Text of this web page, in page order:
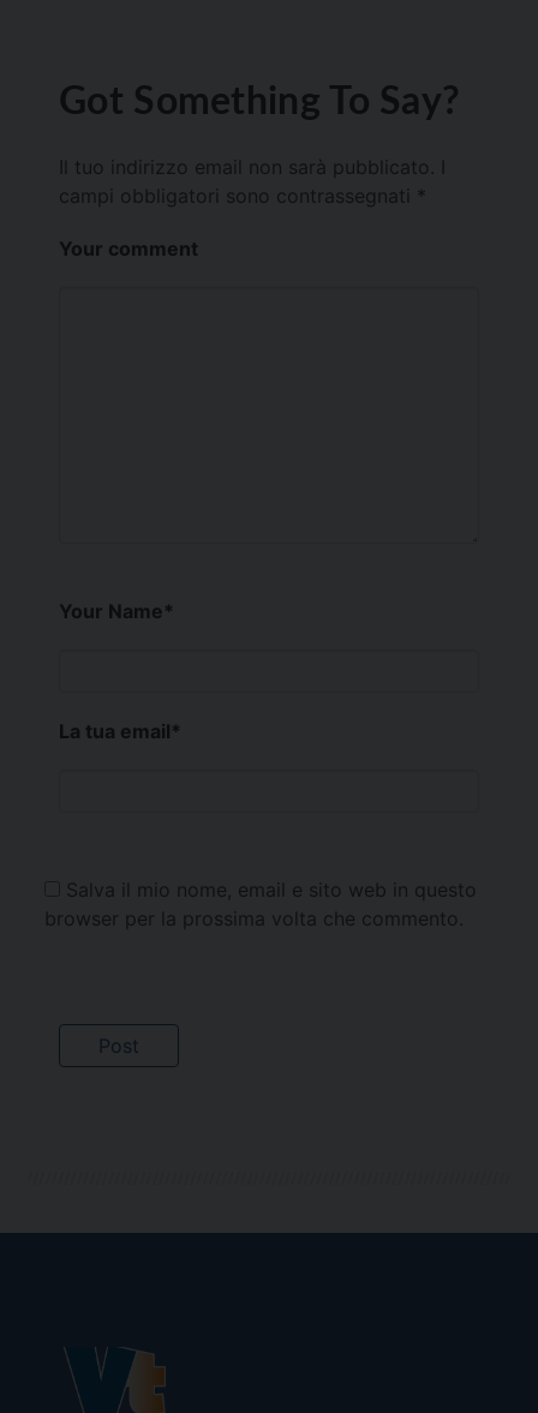
Got Something To Say?
Il tuo indirizzo email non sarà pubblicato.
campi obbligatori sono contrassegnati *
Your comment
Your Name*
La tua email*
Salva il mio nome, email e sito web in questo
browser per la prossima volta che commento.